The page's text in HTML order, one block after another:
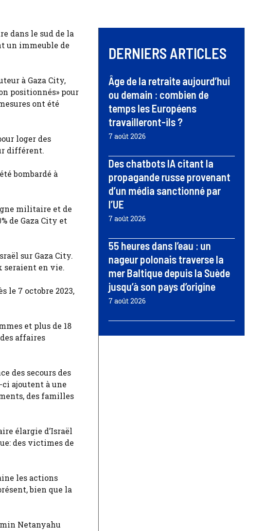
dans le sud de la
un immeuble de
à Gaza City,
positionnés» pour
ont été
loger des
différent.
bombardé à
militaire et de
de Gaza City et
sur Gaza City.
seraient en vie.
le 7 octobre 2023,
et plus de 18
affaires
des secours des
ajoutent à une
des familles
élargie d’Israël
des victimes de
les actions
bien que la
Netanyahu
DERNIERS ARTICLES
Âge de la retraite aujourd’hui
ou demain : combien de
temps les Européens
travailleront-ils ?
7 août 2026
Des chatbots IA citant la
propagande russe provenant
d’un média sanctionné par
l’UE
7 août 2026
55 heures dans l’eau : un
nageur polonais traverse la
mer Baltique depuis la Suède
jusqu’à son pays d’origine
7 août 2026